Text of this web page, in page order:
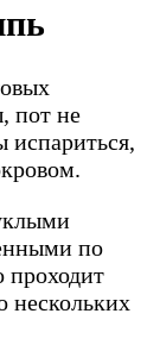
пот не
испариться,
по
нескольких